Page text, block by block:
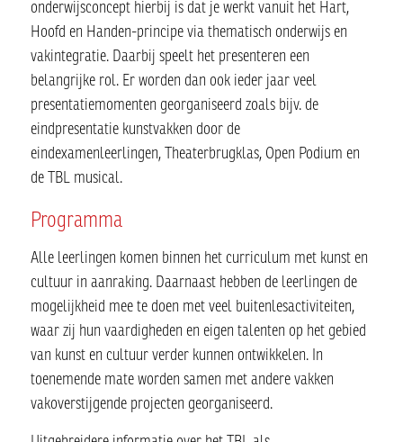
onderwijsconcept hierbij is dat je werkt vanuit het Hart,
Hoofd en Handen-principe via thematisch onderwijs en
vakintegratie. Daarbij speelt het presenteren een
belangrijke rol. Er worden dan ook ieder jaar veel
presentatiemomenten georganiseerd zoals bijv. de
eindpresentatie kunstvakken door de
eindexamenleerlingen, Theaterbrugklas, Open Podium en
de TBL musical.
Programma
Alle leerlingen komen binnen het curriculum met kunst en
cultuur in aanraking. Daarnaast hebben de leerlingen de
mogelijkheid mee te doen met veel buitenlesactiviteiten,
waar zij hun vaardigheden en eigen talenten op het gebied
van kunst en cultuur verder kunnen ontwikkelen. In
toenemende mate worden samen met andere vakken
vakoverstijgende projecten georganiseerd.